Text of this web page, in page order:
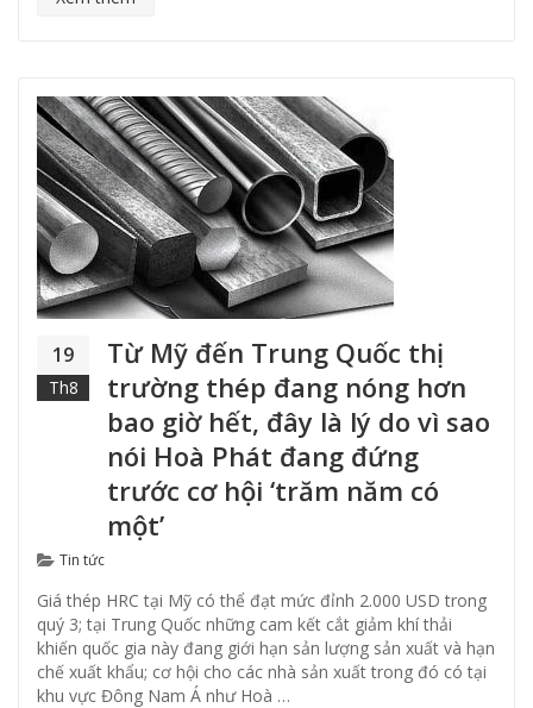
19
Th8
Từ Mỹ đến Trung Quốc thị
trường thép đang nóng hơn
bao giờ hết, đây là lý do vì sao
nói Hoà Phát đang đứng
trước cơ hội ‘trăm năm có
một’
Categories
Tin tức
Giá thép HRC tại Mỹ có thể đạt mức đỉnh 2.000 USD trong
quý 3; tại Trung Quốc những cam kết cắt giảm khí thải
khiến quốc gia này đang giới hạn sản lượng sản xuất và hạn
chế xuất khẩu; cơ hội cho các nhà sản xuất trong đó có tại
khu vực Đông Nam Á như Hoà …